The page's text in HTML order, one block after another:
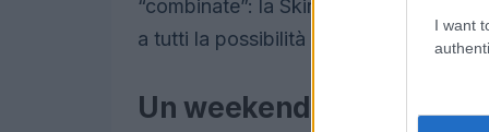
I want
“combinate”: la Skirilonga, la Skiri-
a tutti la possibilità di vivere
Un weekend da non